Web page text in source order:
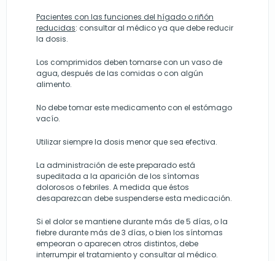
Pacientes con las funciones del hígado o riñón
reducidas: consultar al médico ya que debe reducir
la dosis.
Los comprimidos deben tomarse con un vaso de
agua, después de las comidas o con algún
alimento.
No debe tomar este medicamento con el estómago
vacío.
Utilizar siempre la dosis menor que sea efectiva.
La administración de este preparado está
supeditada a la aparición de los síntomas
dolorosos o febriles. A medida que éstos
desaparezcan debe suspenderse esta medicación.
Si el dolor se mantiene durante más de 5 días, o la
fiebre durante más de 3 días, o bien los síntomas
empeoran o aparecen otros distintos, debe
interrumpir el tratamiento y consultar al médico.